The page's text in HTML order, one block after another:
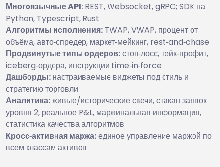
Многоязычные API: REST, Websocket, gRPC; SDK на
Python, Typescript, Rust
Алгоритмы исполнения: TWAP, VWAP, процент от
объёма, авто‑спредер, маркет‑мейкинг, rest‑and‑chase
Продвинутые типы ордеров:стоп‑лосс, тейк‑профит,
iceberg‑ордера, инструкции time‑in‑force
Дашборды: настраиваемые виджеты под стиль и
стратегию торговли
Аналитика:живые/исторические свечи, стакан заявок
уровня 2, реальное P&L, маржинальная информация,
статистика качества алгоритмов
Кросс‑активная маржа:единое управление маржой по
всем классам активов